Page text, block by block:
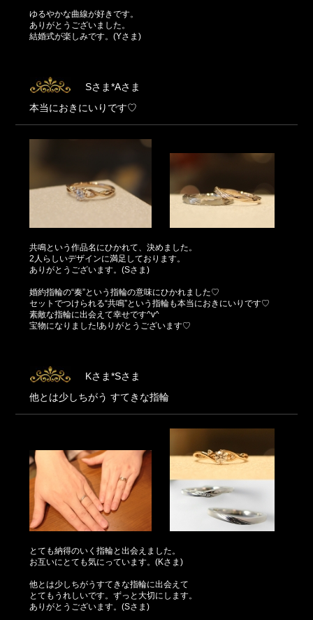
ゆるやかな曲線が好きです。
ありがとうございました。
結婚式が楽しみです。(Yさま)
Sさま*Aさま
本当におきにいりです♡
共鳴という作品名にひかれて、決めました。
2人らしいデザインに満足しております。
ありがとうございます。(Sさま)
婚約指輪の“奏”という指輪の意味にひかれました♡
セットでつけられる“共鳴”という指輪も本当におきにいりです♡
素敵な指輪に出会えて幸せです^v^
宝物になりました!ありがとうございます♡
Kさま*Sさま
他とは少しちがう すてきな指輪
とても納得のいく指輪と出会えました。
お互いにとても気にっています。(Kさま)
他とは少しちがうすてきな指輪に出会えて
とてもうれしいです。ずっと大切にします。
ありがとうございます。(Sさま)